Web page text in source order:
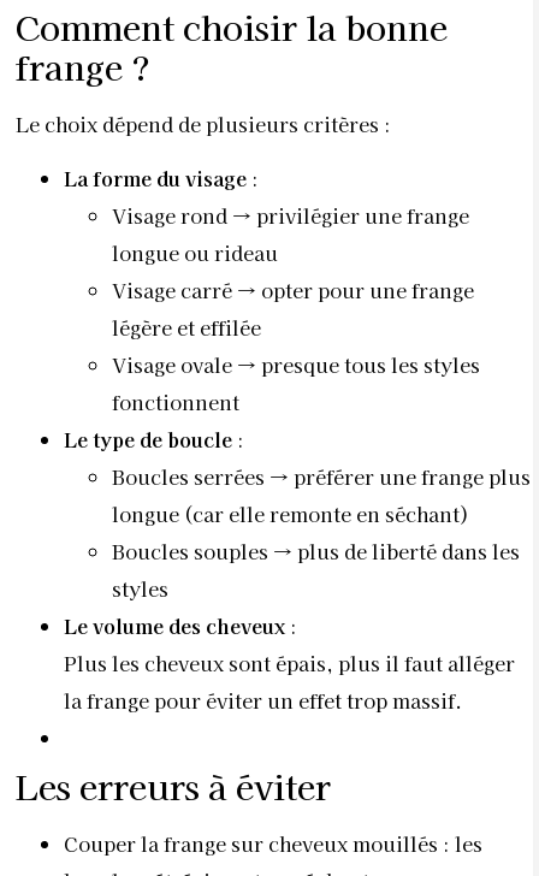
Comment choisir la bonne
frange ?
Le choix dépend de plusieurs critères :
La forme du visage :
Visage rond → privilégier une frange
longue ou rideau
Visage carré → opter pour une frange
légère et effilée
Visage ovale → presque tous les styles
fonctionnent
Le type de boucle :
Boucles serrées → préférer une frange plus
longue (car elle remonte en séchant)
Boucles souples → plus de liberté dans les
styles
Le volume des cheveux :
Plus les cheveux sont épais, plus il faut alléger
la frange pour éviter un effet trop massif.
Les erreurs à éviter
Couper la frange sur cheveux mouillés : les